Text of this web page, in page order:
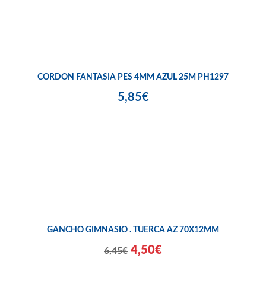
CORDON FANTASIA PES 4MM AZUL 25M PH1297
5,85€
GANCHO GIMNASIO . TUERCA AZ 70X12MM
6,45€ 4,50€